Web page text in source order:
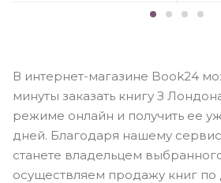
В интернет-магазине Book24
минуты заказать книгу З
режиме онлайн и получить ее
дней. Благодаря нашему
станете владельцем
осуществляем продажу книг